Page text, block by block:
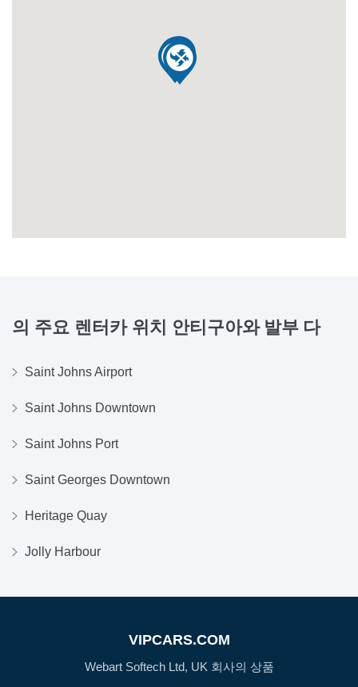
의 주요 렌터카 위치 안티구아와 발부 다
Saint Johns Airport
Saint Johns Downtown
Saint Johns Port
Saint Georges Downtown
Heritage Quay
Jolly Harbour
VIPCARS.COM
Webart Softech Ltd, UK 회사의 상품